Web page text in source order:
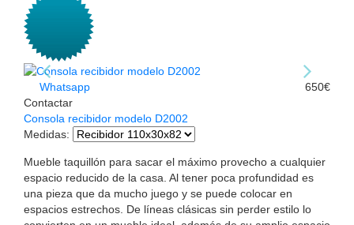
Whatsapp
Contactar
650€
Consola recibidor modelo D2002
Medidas:
Mueble taquillón para sacar el máximo provecho a cualquier
espacio reducido de la casa. Al tener poca profundidad es
una pieza que da mucho juego y se puede colocar en
espacios estrechos. De líneas clásicas sin perder estilo lo